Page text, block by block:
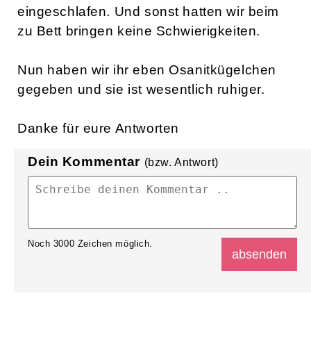
eingeschlafen. Und sonst hatten wir beim
zu Bett bringen keine Schwierigkeiten.
Nun haben wir ihr eben Osanitkügelchen
gegeben und sie ist wesentlich ruhiger.
Danke für eure Antworten
Dein Kommentar (bzw. Antwort)
Noch 3000 Zeichen möglich.